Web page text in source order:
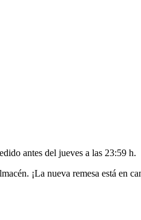
antes del jueves a las 23:59 h.
¡La nueva remesa está en